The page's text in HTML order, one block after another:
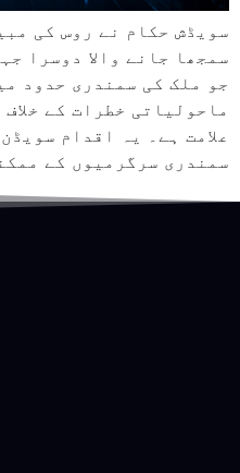
سویڈش حکام نے روس کی
سمجھا جانے والا دوسرا
جو ملک کی سمندری حدود
ماحولیاتی خطرات کے
علامت ہے۔ یہ اقدام
سمندری سرگرمیوں کے